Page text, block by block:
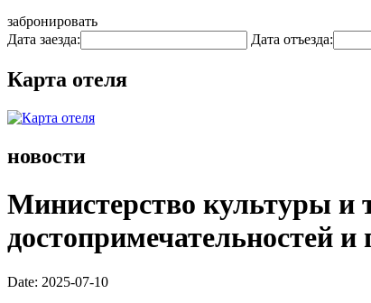
забронировать
Дата заезда:
Дата отъезда:
Карта отеля
новости
Министерство культуры и
достопримечательностей
Date: 2025-07-10